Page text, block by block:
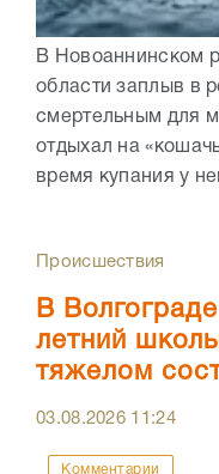
В Новоаннинском
области заплыв в
смертельным для
отдыхал на
время купания у
Происшествия
В
летний
тяжелом
03.08.2026 11:24
Комментарии